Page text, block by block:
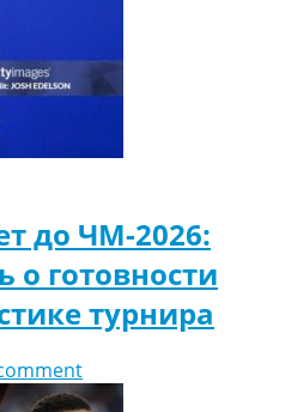
до ЧМ-2026:
о готовности
турнира